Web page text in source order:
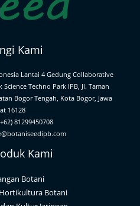
Kami
Lantai 4 Gedung Collaborative
Science Techno Park IPB, Jl. Taman
Bogor Tengah, Kota Bogor, Jawa
16128
81299450708
Kami
Botani
Botani